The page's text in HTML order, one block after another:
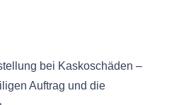
bei Kaskoschäden –
Auftrag und die